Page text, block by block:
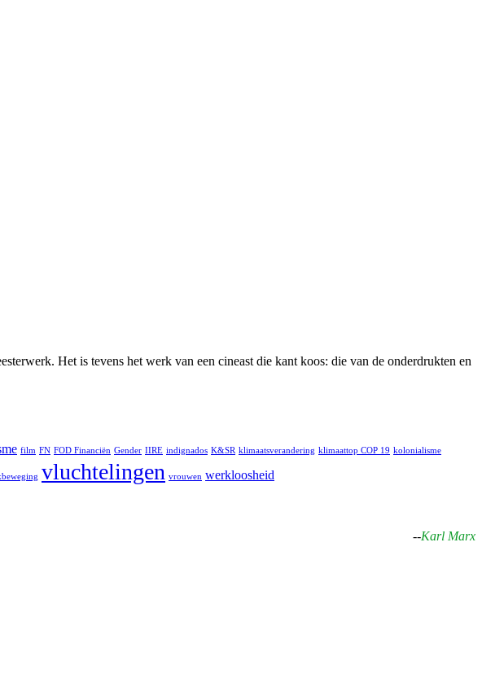
Het is tevens het werk van een cineast die kant koos: die van de onderdrukten en
film FN FOD Financiën Gender IIRE indignados K&SR klimaatsverandering klimaattop COP 19 kolonialisme
vluchtelingen vrouwen werkloosheid
--Karl Marx